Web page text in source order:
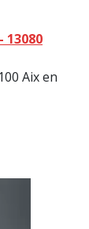
13080
Aix en